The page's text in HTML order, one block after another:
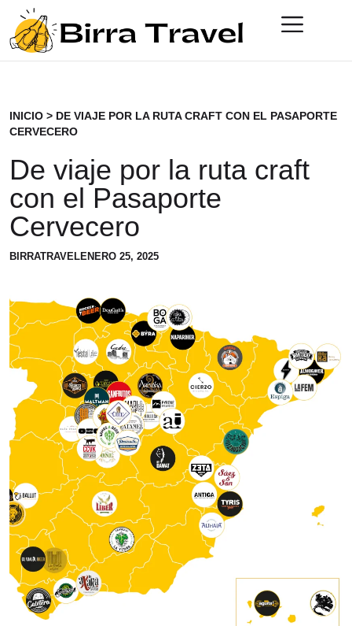
INICIO > DE VIAJE POR LA RUTA CRAFT CON EL PASAPORTE
CERVECERO
De viaje por la ruta craft
con el Pasaporte
Cervecero
BIRRATRAVELENERO 25, 2025